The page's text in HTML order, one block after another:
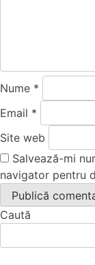
Nume *
Email *
Site web
Salvează-mi
navigator pentru
Caută